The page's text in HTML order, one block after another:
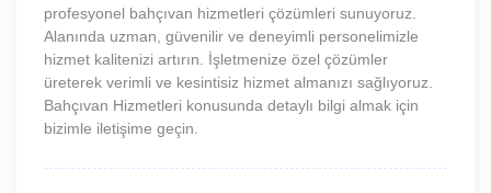
profesyonel bahçıvan hizmetleri çözümleri sunuyoruz.
Alanında uzman, güvenilir ve deneyimli personelimizle
hizmet kalitenizi artırın. İşletmenize özel çözümler
üreterek verimli ve kesintisiz hizmet almanızı sağlıyoruz.
Bahçıvan Hizmetleri konusunda detaylı bilgi almak için
bizimle iletişime geçin.